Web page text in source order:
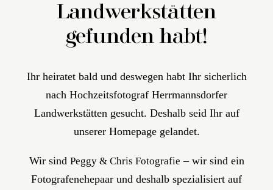
KONTAKT
FAQ
Landwerkstätten
gefunden habt!
Ihr heiratet bald und deswegen habt Ihr sicherlich
nach Hochzeitsfotograf Herrmannsdorfer
Landwerkstätten gesucht. Deshalb seid Ihr auf
unserer Homepage gelandet.
Wir sind Peggy & Chris Fotografie – wir sind ein
Fotografenehepaar und deshalb spezialisiert auf